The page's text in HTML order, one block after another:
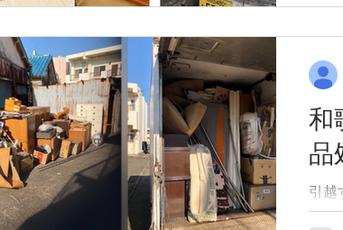
が多
て引
処
す。
和
品
引越
不用